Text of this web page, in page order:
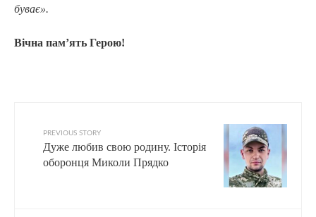
буває».
Вічна пам’ять Герою!
PREVIOUS STORY
Дуже любив свою родину. Історія
оборонця Миколи Прядко